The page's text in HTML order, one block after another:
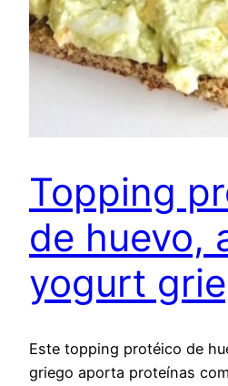
Topping
de huevo,
yogurt
Este topping protéico de
griego aporta proteínas